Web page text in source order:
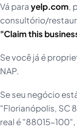
Vá parayelp.com,
consultório/
"Claim this
Se você já é
NAP.
Se seu negócio
"Florianópolis, SC
real é "88015-